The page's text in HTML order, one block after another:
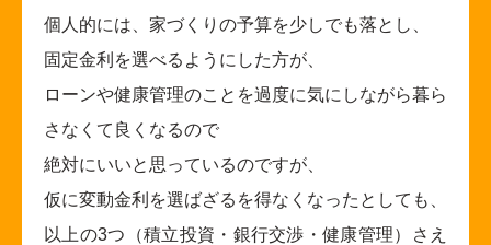
個人的には、家づくりの予算を少しでも落とし、
固定金利を選べるようにした方が、
ローンや健康管理のことを過度に気にしながら暮ら
さなくて良くなるので
絶対にいいと思っているのですが、
仮に変動金利を選ばざるを得なくなったとしても、
以上の3つ（積立投資・銀行交渉・健康管理）さえ